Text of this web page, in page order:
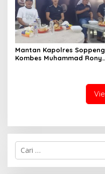
Mantan Kapolres Soppeng
Kombes Muhammad Rony
C